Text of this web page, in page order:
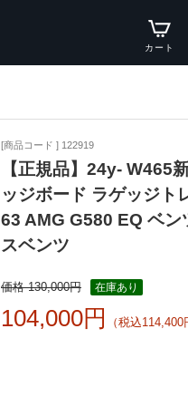
カート
[商品コード ] 122919
【正規品】24y- W465
ッジボード ラゲッジト
63 AMG G580 EQ ベン
スベンツ
価格 130,000円 在庫あり
104,000円 （税込114,400